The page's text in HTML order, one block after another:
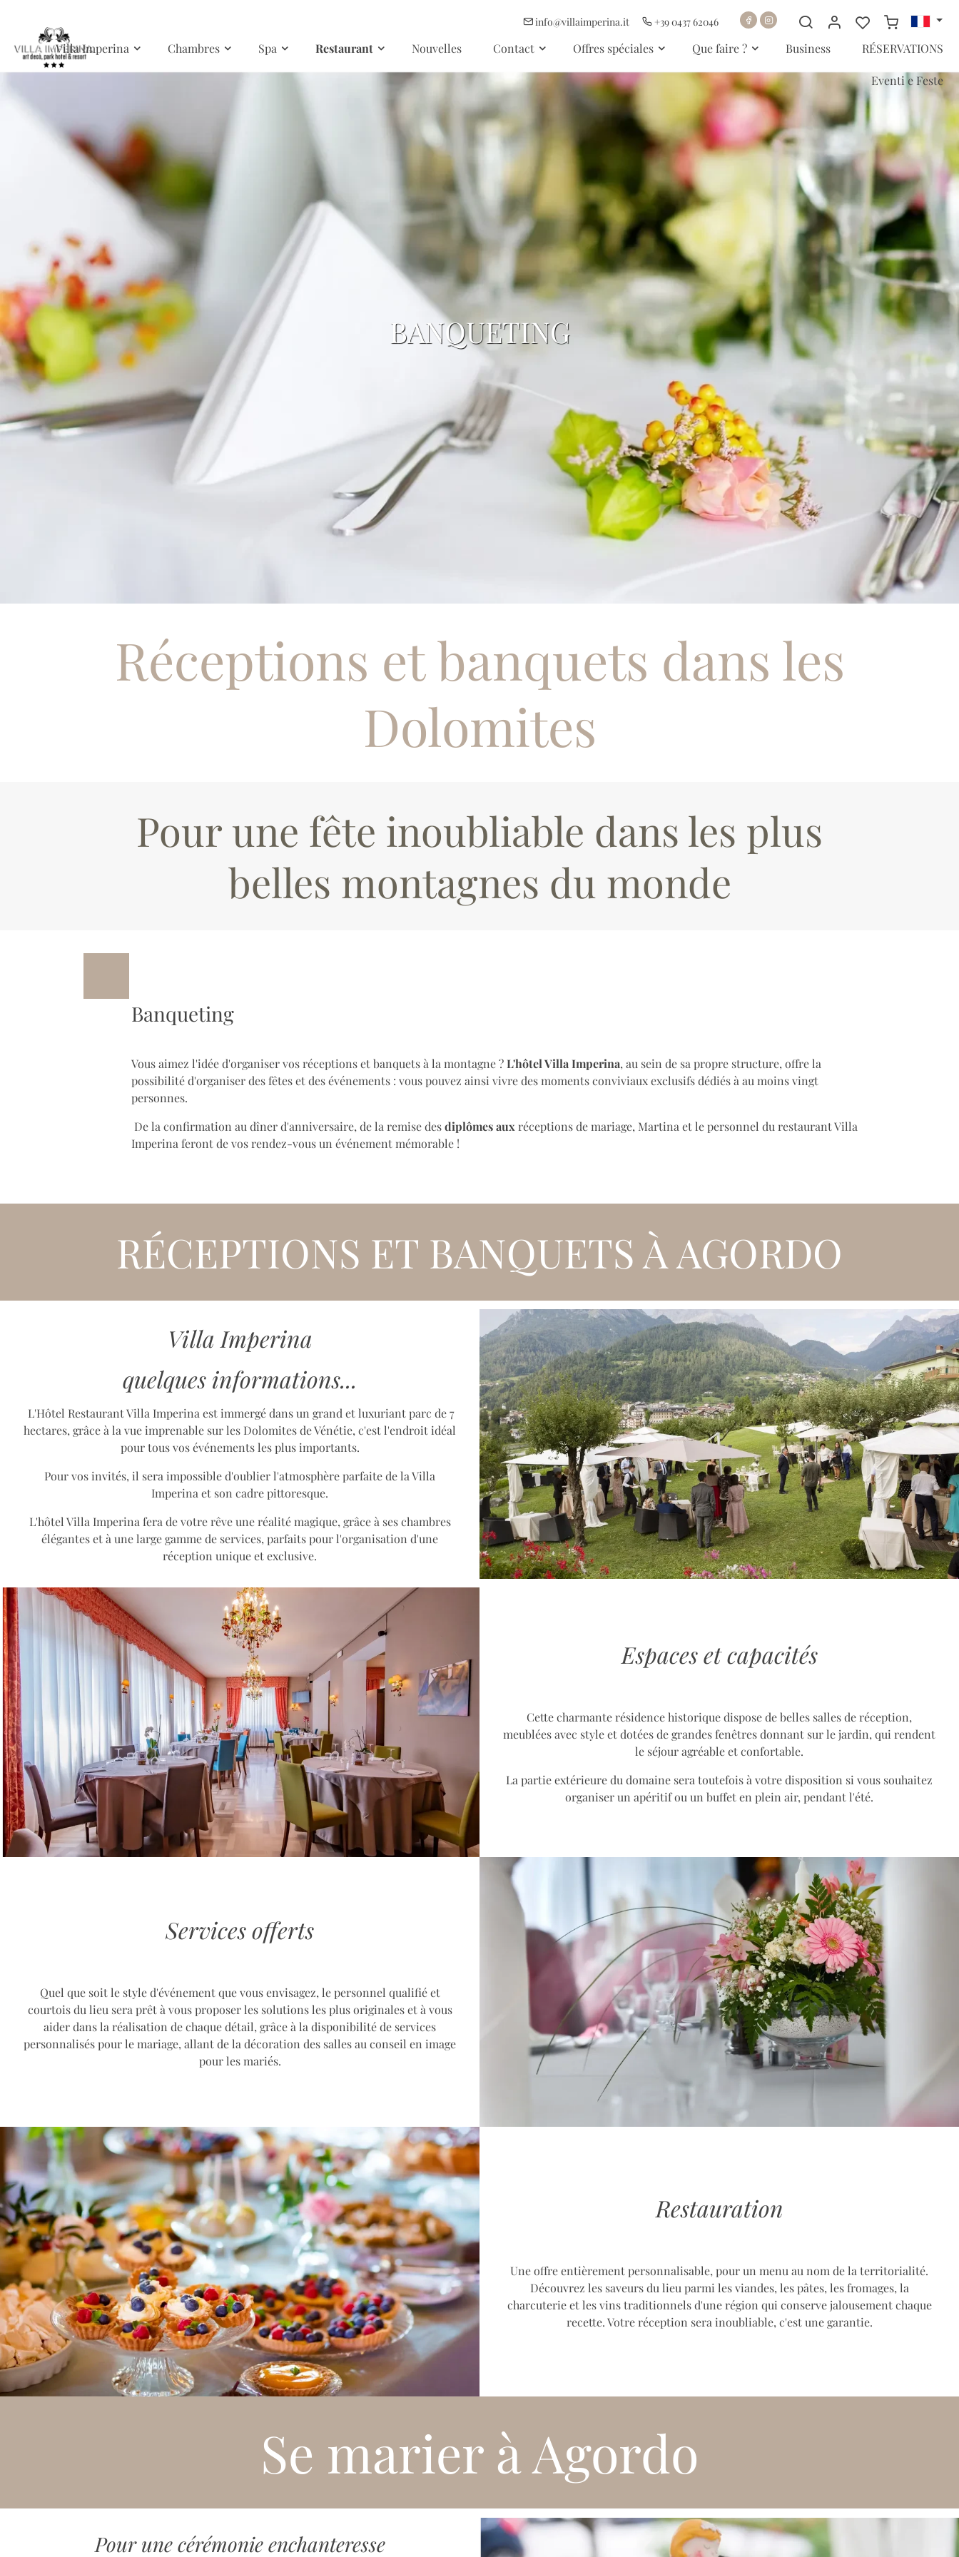
info@villaimperina.it +39 0437 62046
Villa Imperina Chambres Spa Restaurant Nouvelles Contact Offres spéciales Que faire ? Business RÉSERVATIONS
Eventi e Feste
BANQUETING
Réceptions et banquets dans les
Dolomites
Pour une fête inoubliable dans les plus
belles montagnes du monde
Banqueting
Vous aimez l'idée d'organiser vos réceptions et banquets à la montagne ?L'hôtel Villa Imperina, au sein de sa propre structure, offre la
possibilité d'organiser des fêtes et des événements : vous pouvez ainsi vivre des moments conviviaux exclusifs dédiés à au moins vingt
personnes.
De la confirmation au dîner d'anniversaire, de la remise desdiplômes aux réceptions de mariage, Martina et le personnel du restaurant Villa
Imperina feront de vos rendez-vous un événement mémorable !
RÉCEPTIONS ET BANQUETS À AGORDO
Villa Imperina
quelques informations...
L'Hôtel Restaurant Villa Imperina est immergé dans un grand et luxuriant parc de 7
hectares, grâce à la vue imprenable sur les Dolomites de Vénétie, c'est l'endroit idéal
pour tous vos événements les plus importants.
Pour vos invités, il sera impossible d'oublier l'atmosphère parfaite de la Villa
Imperina et son cadre pittoresque.
L'hôtel Villa Imperina fera de votre rêve une réalité magique, grâce à ses chambres
élégantes et à une large gamme de services, parfaits pour l'organisation d'une
réception unique et exclusive.
Espaces et capacités
Cette charmante résidence historique dispose de belles salles de réception,
meublées avec style et dotées de grandes fenêtres donnant sur le jardin, qui rendent
le séjour agréable et confortable.
La partie extérieure du domaine sera toutefois à votre disposition si vous souhaitez
organiser un apéritif ou un buffet en plein air, pendant l'été.
Services offerts
Quel que soit le style d'événement que vous envisagez, le personnel qualifié et
courtois du lieu sera prêt à vous proposer les solutions les plus originales et à vous
aider dans la réalisation de chaque détail, grâce à la disponibilité de services
personnalisés pour le mariage, allant de la décoration des salles au conseil en image
pour les mariés.
Restauration
Une offre entièrement personnalisable, pour un menu au nom de la territorialité.
Découvrez les saveurs du lieu parmi les viandes, les pâtes, les fromages, la
charcuterie et les vins traditionnels d'une région qui conserve jalousement chaque
recette. Votre réception sera inoubliable, c'est une garantie.
Se marier à Agordo
Pour une cérémonie enchanteresse